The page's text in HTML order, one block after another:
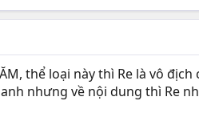
thể loại này thì Re là vô
nhưng về nội dung thì Re